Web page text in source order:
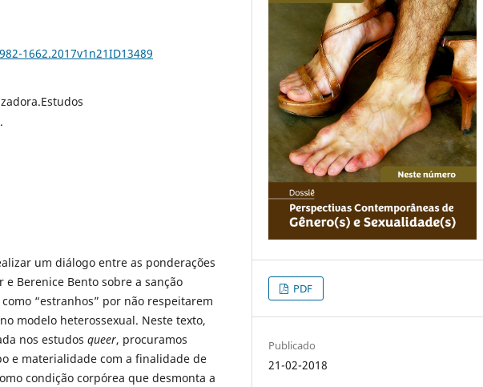
1662.2017v1n21ID13489
um diálogo entre as ponderações
Berenice Bento sobre a sanção
“estranhos” por não respeitarem
modelo heterossexual. Neste texto,
nos estudos queer, procuramos
e materialidade com a finalidade de
condição corpórea que desmonta a
PDF
Publicado
21-02-2018